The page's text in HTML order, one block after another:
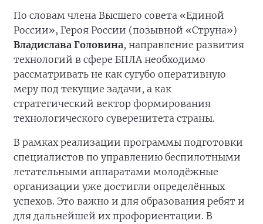
По словам члена Высшего совета «Единой
России», Героя России (позывной «Струна»)
Владислава Головина, направление развития
технологий в сфере БПЛА необходимо
рассматривать не как сугубо оперативную
меру под текущие задачи, а как
стратегический вектор формирования
технологического суверенитета страны.
В рамках реализации программы подготовки
специалистов по управлению беспилотными
летательными аппаратами молодёжные
организации уже достигли определённых
успехов. Это важно и для образования ребят и
для дальнейшей их профориентации. В